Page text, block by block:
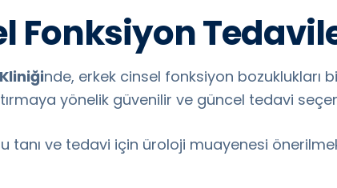
Fonksiyon
nde, erkek cinsel fonksiyon bozuklukları
yönelik güvenilir ve güncel tedavi
tanı ve tedavi için üroloji muayenesi